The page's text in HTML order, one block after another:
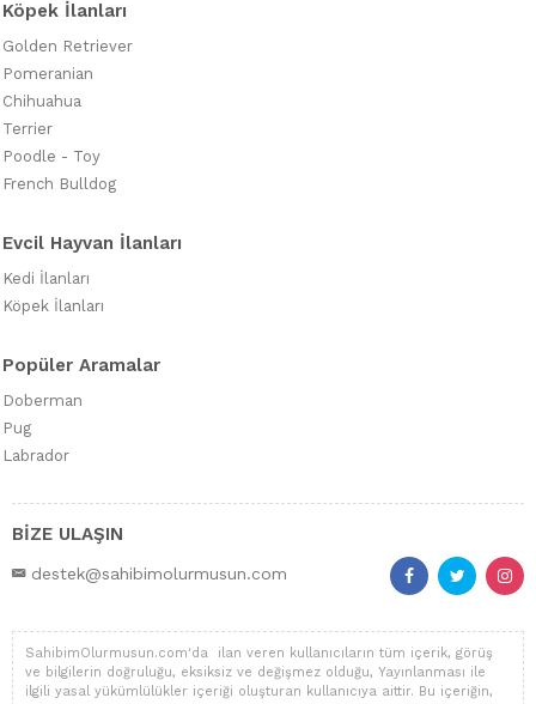
Köpek İlanları
Golden Retriever
Pomeranian
Chihuahua
Terrier
Poodle - Toy
French Bulldog
Evcil Hayvan İlanları
Kedi İlanları
Köpek İlanları
Popüler Aramalar
Doberman
Pug
Labrador
BİZE ULAŞIN
destek@sahibimolurmusun.com
SahibimOlurmusun.com'da ilan veren kullanıcıların tüm içerik, görüş
ve bilgilerin doğruluğu, eksiksiz ve değişmez olduğu, Yayınlanması ile
ilgili yasal yükümlülükler içeriği oluşturan kullanıcıya aittir. Bu içeriğin,